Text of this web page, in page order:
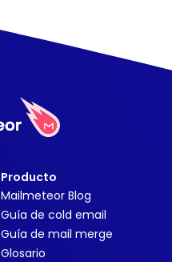
Producto
Mailmeteor Blog
Guía de cold email
Guía de mail merge
Glosario